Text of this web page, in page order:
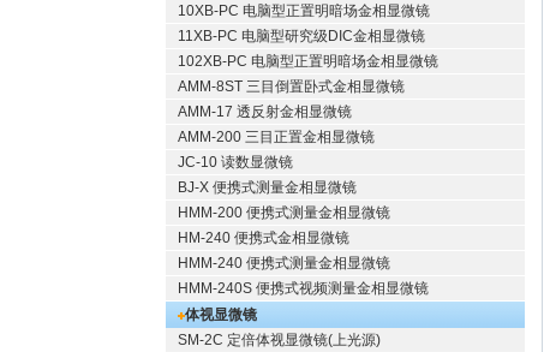
10XB-PC 电脑型正置明暗场金相显微镜
11XB-PC 电脑型研究级DIC金相显微镜
102XB-PC 电脑型正置明暗场金相显微镜
AMM-8ST 三目倒置卧式金相显微镜
AMM-17 透反射金相显微镜
AMM-200 三目正置金相显微镜
JC-10 读数显微镜
BJ-X 便携式测量金相显微镜
HMM-200 便携式测量金相显微镜
HM-240 便携式金相显微镜
HMM-240 便携式测量金相显微镜
HMM-240S 便携式视频测量金相显微镜
体视显微镜
SM-2C 定倍体视显微镜(上光源)